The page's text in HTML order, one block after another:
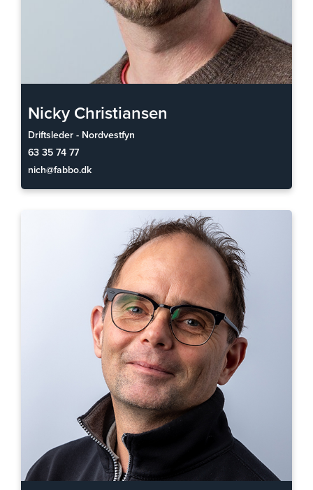
Nicky Christiansen
Driftsleder - Nordvestfyn
63 35 74 77
nich@fabbo.dk